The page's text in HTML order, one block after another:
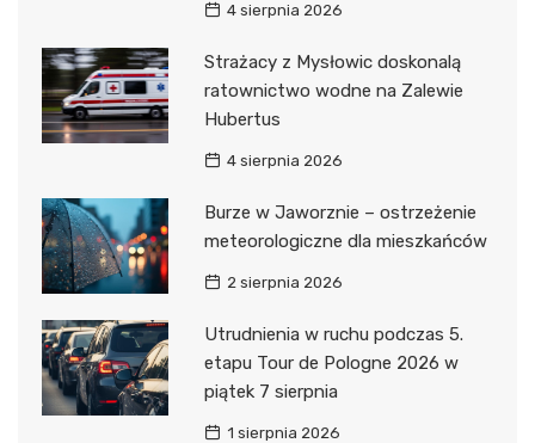
4 sierpnia 2026
Strażacy z Mysłowic doskonalą
ratownictwo wodne na Zalewie
Hubertus
4 sierpnia 2026
Burze w Jaworznie – ostrzeżenie
meteorologiczne dla mieszkańców
2 sierpnia 2026
Utrudnienia w ruchu podczas 5.
etapu Tour de Pologne 2026 w
piątek 7 sierpnia
1 sierpnia 2026